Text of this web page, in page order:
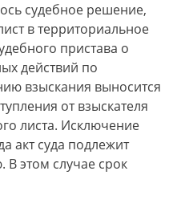
судебное решение,
в территориальное
пристава о
действий по
взыскания выносится
от взыскателя
листа. Исключение
акт суда подлежит
этом случае срок